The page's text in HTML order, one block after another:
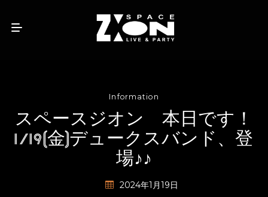
Information
スペースジオン 本日です！
1/19(金)デュークスバンド、登
場♪♪
2024年1月19日